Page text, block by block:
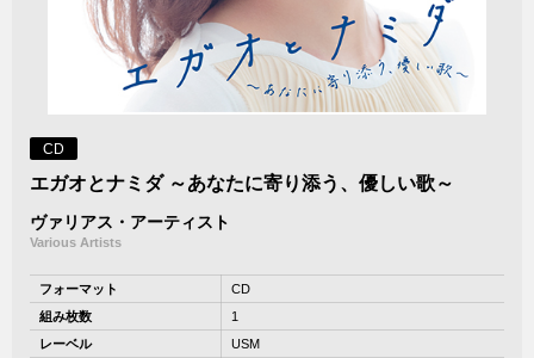
CD
エガオとナミダ ～あなたに寄り添う、優しい歌～
ヴァリアス・アーティスト
Various Artists
フォーマット
CD
組み枚数
1
レーベル
USM